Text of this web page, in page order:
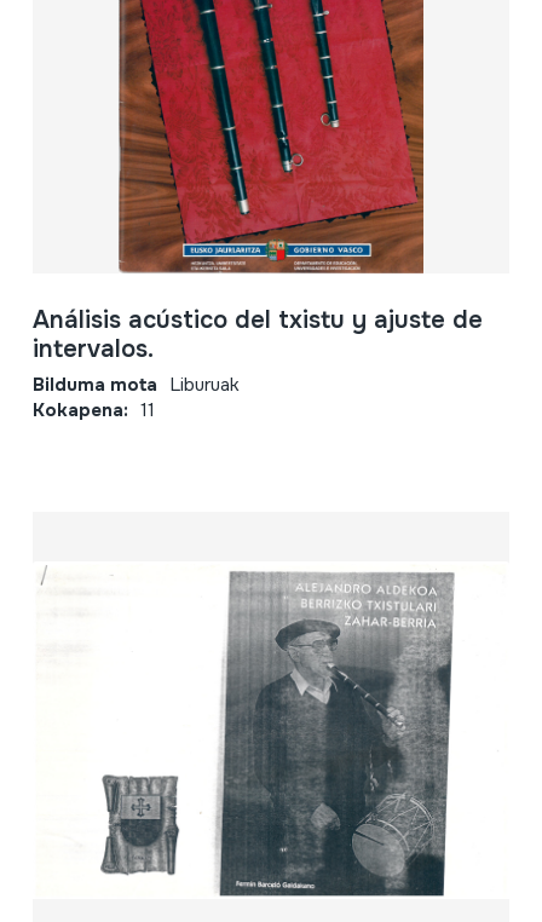
Análisis acústico del txistu y ajuste de
intervalos.
Bilduma mota Liburuak
Kokapena: 11